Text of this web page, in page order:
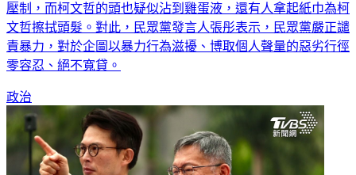
壓制，而柯文哲的頭也疑似沾到雞蛋液，還有人拿起紙巾為柯
文哲擦拭頭髮。對此，民眾黨發言人張彤表示，民眾黨嚴正譴
責暴力，對於企圖以暴力行為滋擾、博取個人聲量的惡劣行徑
零容忍、絕不寬貸。
政治